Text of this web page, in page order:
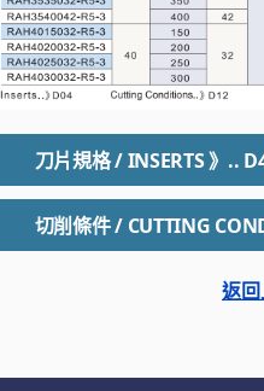
刀片規格 / INSERTS 》..
切削條件 / CUTTING
返